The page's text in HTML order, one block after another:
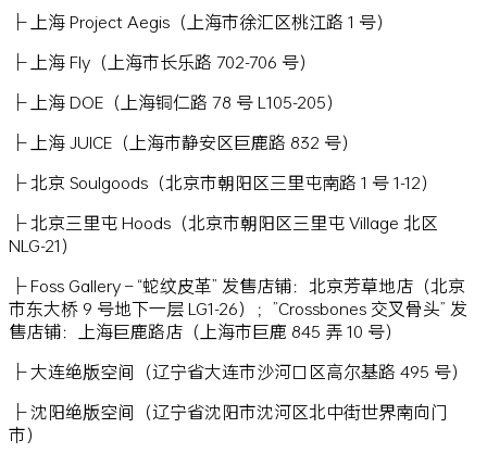
├ 上海 Project Aegis（上海市徐汇区桃江路 1 号）
├ 上海 Fly（上海市长乐路 702-706 号）
├ 上海 DOE（上海铜仁路 78 号 L105-205）
├ 上海 JUICE（上海市静安区巨鹿路 832 号）
├ 北京 Soulgoods（北京市朝阳区三里屯南路 1 号 1-12）
├ 北京三里屯 Hoods（北京市朝阳区三里屯 Village 北区
NLG-21）
├ Foss Gallery – “蛇纹皮革” 发售店铺：北京芳草地店（北京
市东大桥 9 号地下一层 LG1-26）；”Crossbones 交叉骨头” 发
售店铺：上海巨鹿路店（上海市巨鹿 845 弄 10 号）
├ 大连绝版空间（辽宁省大连市沙河口区高尔基路 495 号）
├ 沈阳绝版空间（辽宁省沈阳市沈河区北中街世界南向门
市）